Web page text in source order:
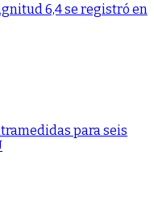
6,4 se registró en
para seis